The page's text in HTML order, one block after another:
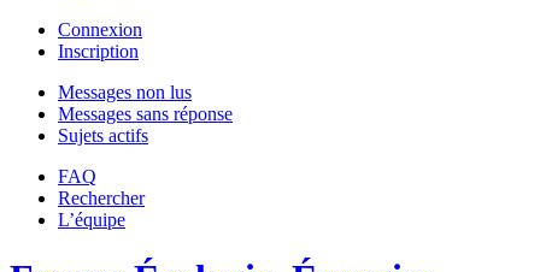
Connexion
Inscription
Messages non lus
Messages sans réponse
Sujets actifs
FAQ
Rechercher
L’équipe